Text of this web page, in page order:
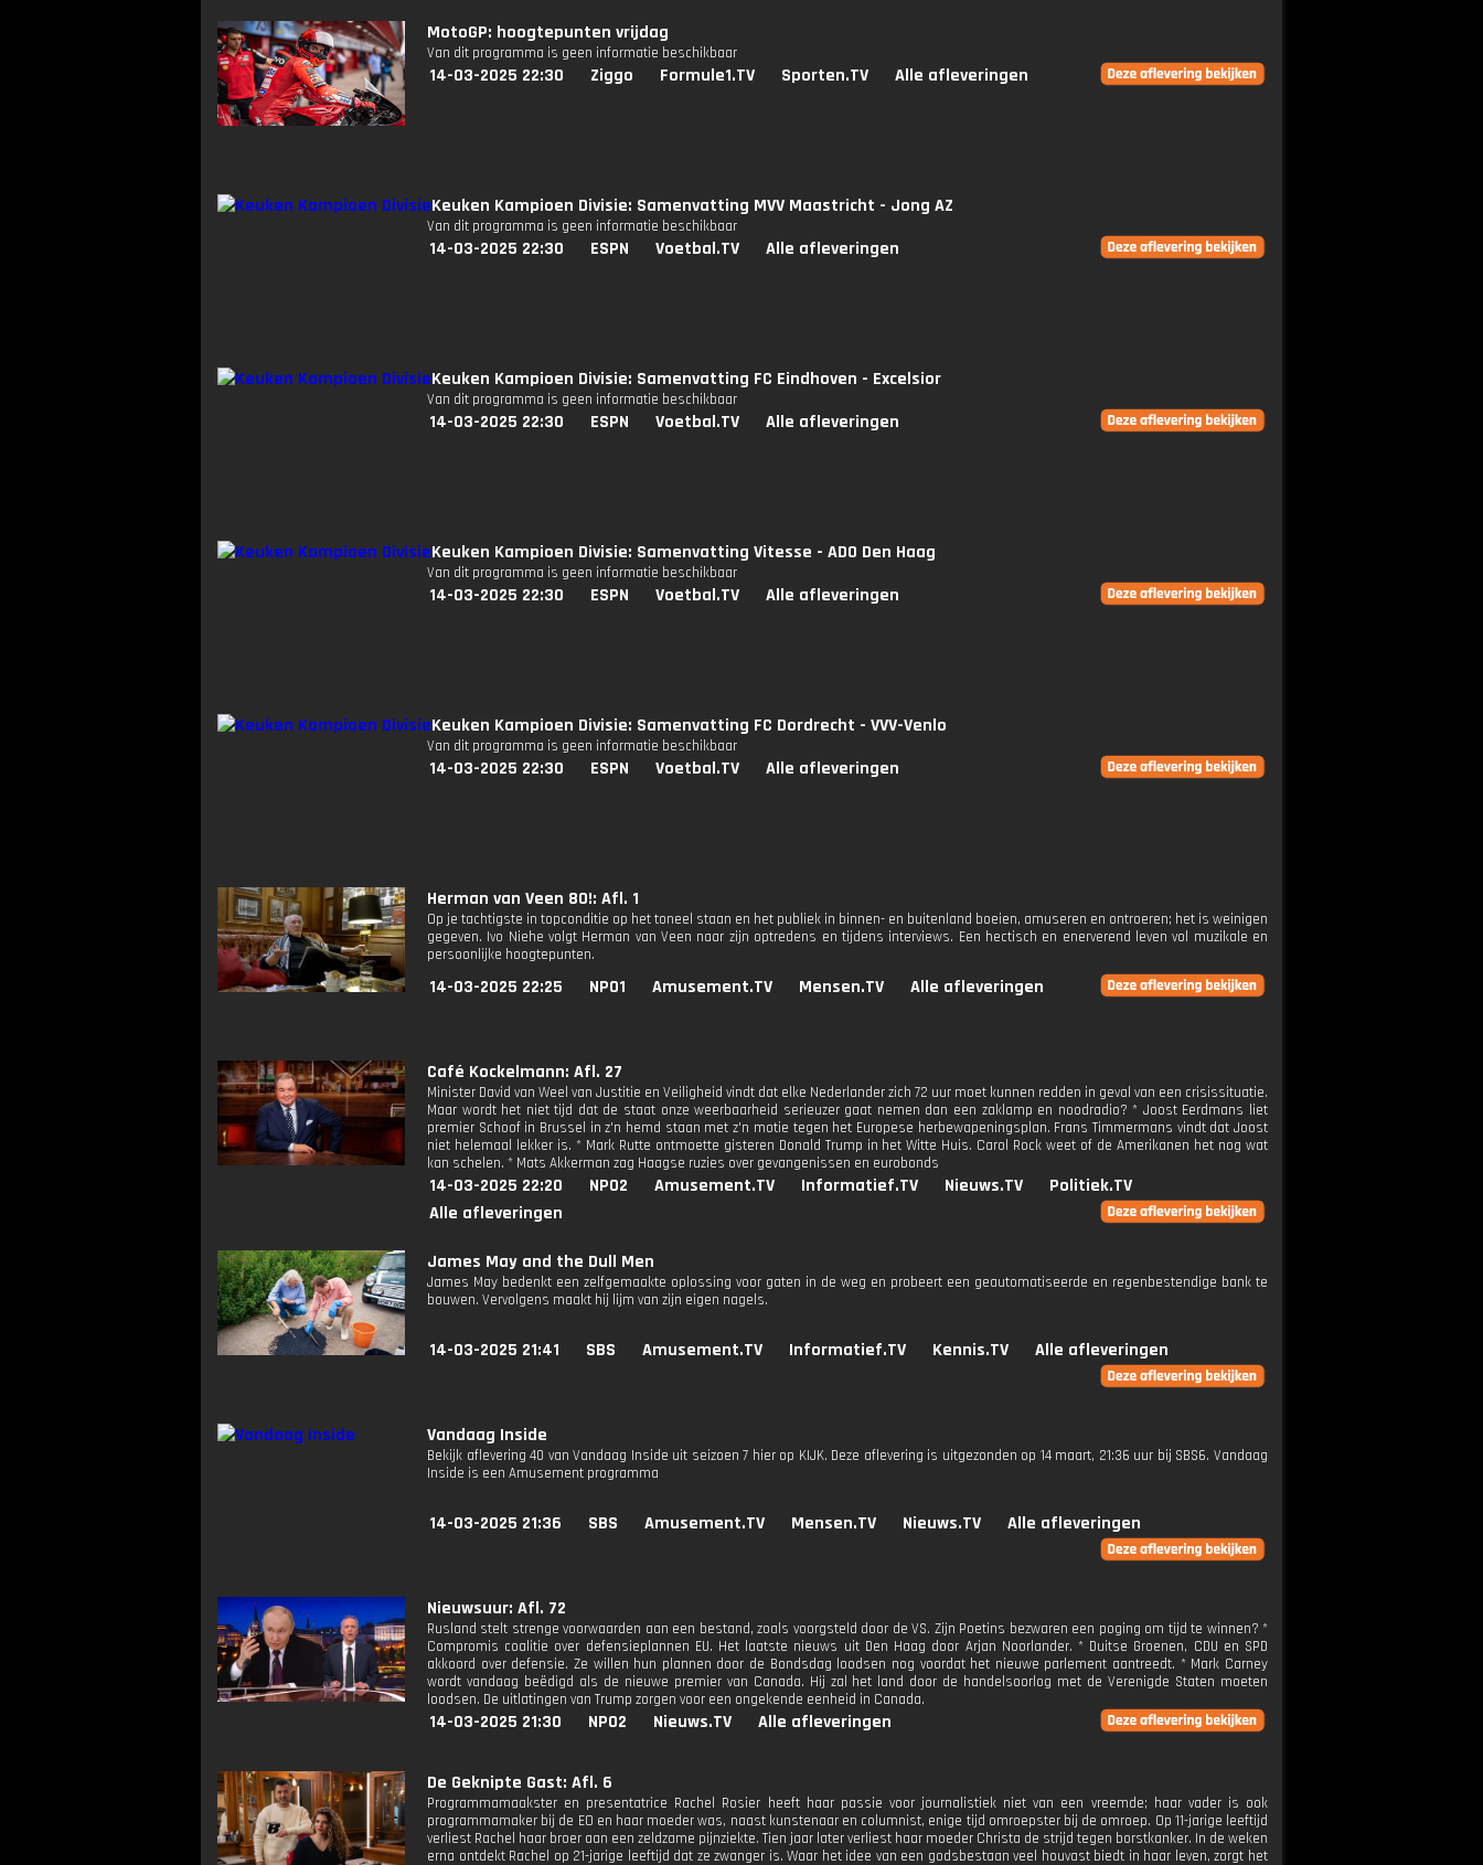
MotoGP: hoogtepunten vrijdag
Van dit programma is geen informatie beschikbaar
14-03-2025 22:30 Ziggo Formule1.TV Sporten.TV Alle afleveringen
Keuken Kampioen Divisie: Samenvatting MVV Maastricht - Jong AZ
Van dit programma is geen informatie beschikbaar
14-03-2025 22:30 ESPN Voetbal.TV Alle afleveringen
Keuken Kampioen Divisie: Samenvatting FC Eindhoven - Excelsior
Van dit programma is geen informatie beschikbaar
14-03-2025 22:30 ESPN Voetbal.TV Alle afleveringen
Keuken Kampioen Divisie: Samenvatting Vitesse - ADO Den Haag
Van dit programma is geen informatie beschikbaar
14-03-2025 22:30 ESPN Voetbal.TV Alle afleveringen
Keuken Kampioen Divisie: Samenvatting FC Dordrecht - VVV-Venlo
Van dit programma is geen informatie beschikbaar
14-03-2025 22:30 ESPN Voetbal.TV Alle afleveringen
Herman van Veen 80!: Afl. 1
Op je tachtigste in topconditie op het toneel staan en het publiek in binnen- en buitenland boeien, amuseren en ontroeren; het is weinigen
gegeven. Ivo Niehe volgt Herman van Veen naar zijn optredens en tijdens interviews. Een hectisch en enerverend leven vol muzikale en
persoonlijke hoogtepunten.
14-03-2025 22:25 NPO1 Amusement.TV Mensen.TV Alle afleveringen
Café Kockelmann: Afl. 27
Minister David van Weel van Justitie en Veiligheid vindt dat elke Nederlander zich 72 uur moet kunnen redden in geval van een crisissituatie.
Maar wordt het niet tijd dat de staat onze weerbaarheid serieuzer gaat nemen dan een zaklamp en noodradio? * Joost Eerdmans liet
premier Schoof in Brussel in z'n hemd staan met z'n motie tegen het Europese herbewapeningsplan. Frans Timmermans vindt dat Joost
niet helemaal lekker is. * Mark Rutte ontmoette gisteren Donald Trump in het Witte Huis. Carol Rock weet of de Amerikanen het nog wat
kan schelen. * Mats Akkerman zag Haagse ruzies over gevangenissen en eurobonds
14-03-2025 22:20 NPO2 Amusement.TV Informatief.TV Nieuws.TV
Politiek.TV
Alle afleveringen
James May and the Dull Men
James May bedenkt een zelfgemaakte oplossing voor gaten in de weg en probeert een geautomatiseerde en regenbestendige bank te
bouwen. Vervolgens maakt hij lijm van zijn eigen nagels.
14-03-2025 21:41 SBS Amusement.TV Informatief.TV Kennis.TV Alle afleveringen
Vandaag Inside
Bekijk aflevering 40 van Vandaag Inside uit seizoen 7 hier op KIJK. Deze aflevering is uitgezonden op 14 maart, 21:36 uur bij SBS6. Vandaag
Inside is een Amusement programma
14-03-2025 21:36 SBS Amusement.TV Mensen.TV Nieuws.TV Alle afleveringen
Nieuwsuur: Afl. 72
Rusland stelt strenge voorwaarden aan een bestand, zoals voorgsteld door de VS. Zijn Poetins bezwaren een poging om tijd te winnen? *
Compromis coalitie over defensieplannen EU. Het laatste nieuws uit Den Haag door Arjan Noorlander. * Duitse Groenen, CDU en SPD
akkoord over defensie. Ze willen hun plannen door de Bondsdag loodsen nog voordat het nieuwe parlement aantreedt. * Mark Carney
wordt vandaag beëdigd als de nieuwe premier van Canada. Hij zal het land door de handelsoorlog met de Verenigde Staten moeten
loodsen. De uitlatingen van Trump zorgen voor een ongekende eenheid in Canada.
14-03-2025 21:30 NPO2 Nieuws.TV Alle afleveringen
De Geknipte Gast: Afl. 6
Programmamaakster en presentatrice Rachel Rosier heeft haar passie voor journalistiek niet van een vreemde; haar vader is ook
programmamaker bij de EO en haar moeder was, naast kunstenaar en columnist, enige tijd omroepster bij de omroep. Op 11-jarige leeftijd
verliest Rachel haar broer aan een zeldzame pijnziekte. Tien jaar later verliest haar moeder Christa de strijd tegen borstkanker. In de weken
erna ontdekt Rachel op 21-jarige leeftijd dat ze zwanger is. Waar het idee van een godsbestaan veel houvast biedt in haar leven, zorgt het